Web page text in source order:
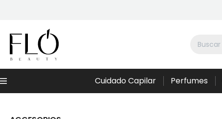
Menú Cuidado Capilar Perfumes